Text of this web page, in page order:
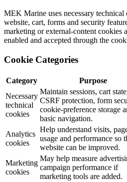
MEK Marine uses necessary technical
website, cart, forms and security
marketing or external-content cookies
enabled and accepted through the
Cookie Categories
Category Purpose
Necessary
technical
cookies
Maintain sessions, cart
CSRF protection, form
cookie-preference storage
basic navigation.
Analytics
cookies
Help understand visits,
usage and performance so
website can be improved.
Marketing
cookies
May help measure
campaign performance if
marketing tools are added.